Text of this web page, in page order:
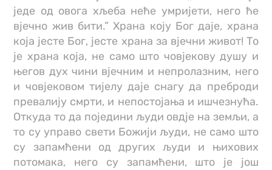
једе од овога хљеба неће умријети, него ће
вјечно жив бити.” Храна коју Бог даје, храна
која јесте Бог, јесте храна за вјечни живот! То
је храна која, не само што човјекову душу и
његов дух чини вјечним и непролазним, него
и човјековом тијелу даје снагу да преброди
превалију смрти, и непостојања и ишчезнућа.
Откуда то да поједини људи овдје на земљи, а
то су управо свети Божији људи, не само што
су запамћени од других људи и њихових
потомака, него су запамћени, што је још